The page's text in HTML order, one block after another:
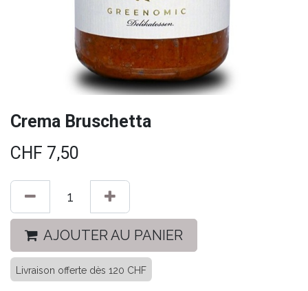
Crema Bruschetta
CHF 7,50
AJOUTER AU PANIER
Livraison offerte dès 120 CHF